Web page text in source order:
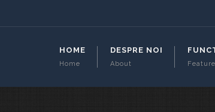
HOME
Home
DESPRE NOI
About